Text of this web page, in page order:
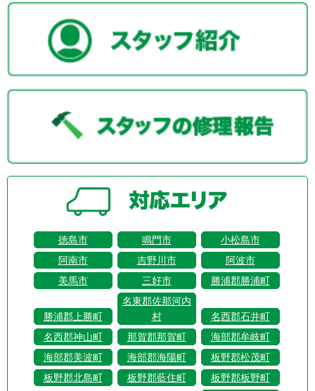
徳島市 鳴門市
小松島市
阿南市
吉野川市
阿波市
美馬市
三好市 勝浦郡勝浦町
勝浦郡上勝町
名東郡佐那河内
村
名西郡石井町
名西郡神山町
那賀郡那賀町
海部郡牟岐町
海部郡美波町
海部郡海陽町
板野郡松茂町
板野郡北島町
板野郡藍住町 板野郡板野町